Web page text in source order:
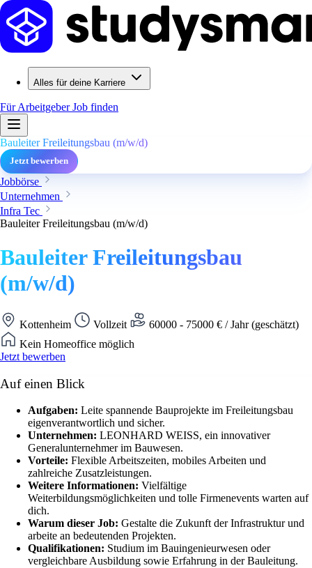
Alles für deine Karriere
Für ArbeitgeberJob finden
Bauleiter Freileitungsbau (m/w/d)
Jetzt bewerben
Jobbörse
Unternehmen
Infra Tec
Bauleiter Freileitungsbau (m/w/d)
Bauleiter Freileitungsbau
(m/w/d)
Kottenheim Vollzeit
60000 - 75000 € / Jahr (geschätzt)
Kein Homeoffice möglich
Jetzt bewerben
Auf einen Blick
Aufgaben: Leite spannende Bauprojekte im Freileitungsbau
eigenverantwortlich und sicher.
Unternehmen: LEONHARD WEISS, ein innovativer
Generalunternehmer im Bauwesen.
Vorteile: Flexible Arbeitszeiten, mobiles Arbeiten und
zahlreiche Zusatzleistungen.
Weitere Informationen: Vielfältige
Weiterbildungsmöglichkeiten und tolle Firmenevents warten auf
dich.
Warum dieser Job: Gestalte die Zukunft der Infrastruktur und
arbeite an bedeutenden Projekten.
Qualifikationen: Studium im Bauingenieurwesen oder
vergleichbare Ausbildung sowie Erfahrung in der Bauleitung.